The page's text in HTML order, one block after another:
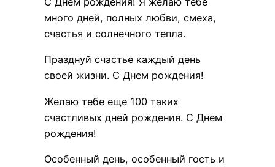
много дней, полных любви, смеха,
счастья и солнечного тепла.
Празднуй счастье каждый день
своей жизни. С Днем ​​рождения!
Желаю тебе еще 100 таких
счастливых дней рождения. С Днем
рождения!
Особенный день, особенный гость и